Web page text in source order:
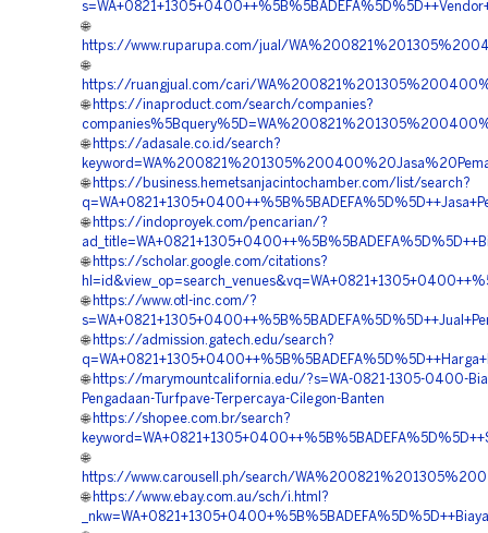
🌐
https://www.ruparupa.com/jual/
🌐
https://ruangjual.com/cari/
🌐 https://inaproduct.com/search/companies?
🌐 https://adasale.co.id/search?
🌐 https://business.hemetsanjacintochamber.com/list/search?
🌐 https://indoproyek.com/pencarian/?
🌐 https://scholar.google.com/citations?
🌐 https://www.otl-inc.com/?
🌐 https://admission.gatech.edu/search?
🌐 https://marymountcalifornia.edu/?s=WA-0821-1305-0400-
Pengadaan-Turfpave-Terpercaya-Cilegon-Banten
🌐 https://shopee.com.br/search?
🌐
https://www.carousell.ph/search/
🌐 https://www.ebay.com.au/sch/i.html?